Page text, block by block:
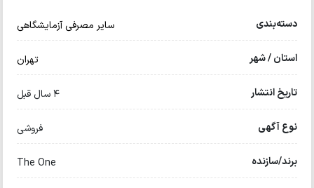
دسته‌بندی سایر مصرفی آزمایشگاهی
استان / شهر تهران
تاریخ انتشار 4 سال قبل
نوع آگهی فروشی
برند/سازنده The One